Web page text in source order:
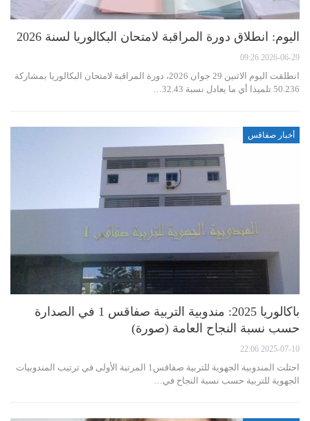
اليوم: انطلاق دورة المراقبة لامتحان البكالوريا لسنة 2026
2026-06-29 09:26
انطلقت اليوم الاثنين 29 جوان 2026، دورة المراقبة لامتحان البكالوريا بمشاركة
50.236 تلميذا أي ما يعادل نسبة 32.43…
أخبار صفاقس
باكالوريا 2025: مندوبية التربية صفاقس 1 في الصدارة
حسب نسبة النجاح العامة (صورة)
2025-07-10 22:06
احتلت المندوبية الجهوية للتربية صفاقس1 المرتبة الأولى في ترتيب المندوبيات
الجهوية للتربية حسب نسبة النجاح في…